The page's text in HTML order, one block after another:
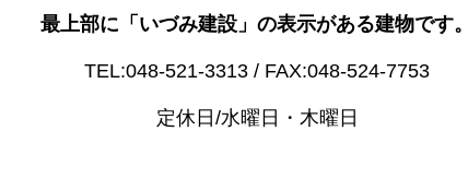
最上部に「いづみ建設」の表示がある建物です。
TEL:048-521-3313 / FAX:048-524-7753
定休日/水曜日・木曜日